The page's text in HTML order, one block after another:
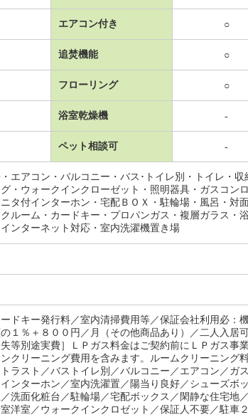
エアコン付き ○
追焚機能 ○
フローリング ○
浴室乾燥機 -
ペット相談可 -
エアコン・バルコニー・バス･トイレ別・トイレ・
・ウォークインクローゼット・照明器具・ガスコン
タ付インターホン・宅配ＢＯＸ・駐輪場・風呂・対
ルーム・カードキー・プロパンガス・複層ガラス
ンターネット対応・室内洗濯機置き場
ドキー発行料／室内清掃費用等／保証会社利用必：
１％＋８００円／月（その他商品あり）／二人入
等別途実費］ＬＰガス料金はご契約前にＬＰガス
ンクリーニング費用を含みます。ルームクリーニン
ラスト／バストイレ別／バルコニー／エアコン／ガ
ンターホン／室内洗濯置／陽当り良好／シューズボ
洗面化粧台／駐輪場／宅配ボックス／閑静な住宅地
洋室／ウォークインクロゼット／保証人不要／駐車